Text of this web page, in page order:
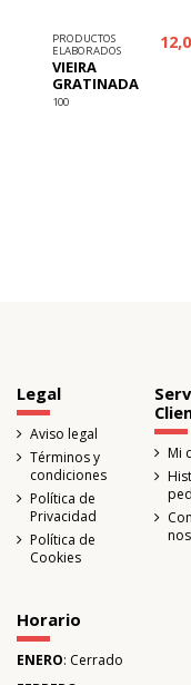
PRODUCTOS
ELABORADOS
VIEIRA
GRATINADA
100
Legal
Aviso legal
Términos y
condiciones
Política de
Privacidad
Política de
Cookies
Mi
Horario
ENERO: Cerrado